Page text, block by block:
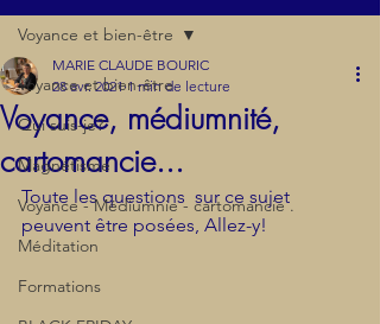
Voyance et bien-être
Qui suis-je?
Magnétisme
Voyance - Médiumnie - cartomancie .
Méditation
Formations
Voyance et bien-être
Voyance, médiumnité,
cartomancie...
MARIE CLAUDE BOURIC
28 avr. 2021 1 min de lecture
Toute les questions  sur ce sujet
peuvent être posées, Allez-y!